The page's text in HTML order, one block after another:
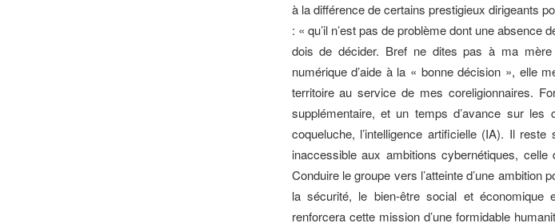
à la différence de certains prestigieux dirigeants
: « qu’il n’est pas de problème dont une
dois de décider. Bref ne dites pas à ma
numérique d’aide à la « bonne décision », elle
territoire au service de mes coreligionnaires.
supplémentaire, et un temps d’avance sur
coqueluche, l’intelligence artificielle (IA). Il
inaccessible aux ambitions cybernétiques,
Conduire le groupe vers l’atteinte d’une ambition
la sécurité, le bien-être social et économique
renforcera cette mission d’une formidable